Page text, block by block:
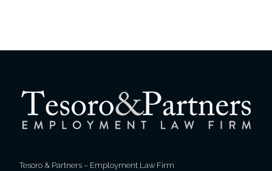
Tesoro & Partners – Employment Law Firm